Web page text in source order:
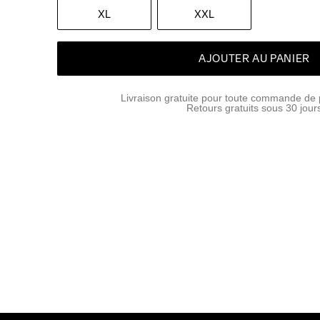
XL XXL
AJOUTER AU PANIER
Livraison gratuite pour toute commande de
Retours gratuits sous 30